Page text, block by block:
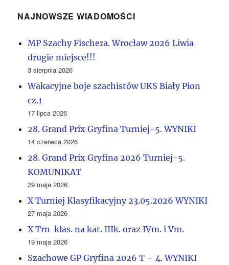
NAJNOWSZE WIADOMOŚCI
MP Szachy Fischera. Wrocław 2026 Liwia
drugie miejsce!!!
3 sierpnia 2026
Wakacyjne boje szachistów UKS Biały Pion
cz.1
17 lipca 2026
28. Grand Prix Gryfina Turniej-5. WYNIKI
14 czerwca 2026
28. Grand Prix Gryfina 2026 Turniej-5.
KOMUNIKAT
29 maja 2026
X Turniej Klasyfikacyjny 23.05.2026 WYNIKI
27 maja 2026
X Trn klas. na kat. IIIk. oraz IVm. i Vm.
19 maja 2026
Szachowe GP Gryfina 2026 T – 4. WYNIKI